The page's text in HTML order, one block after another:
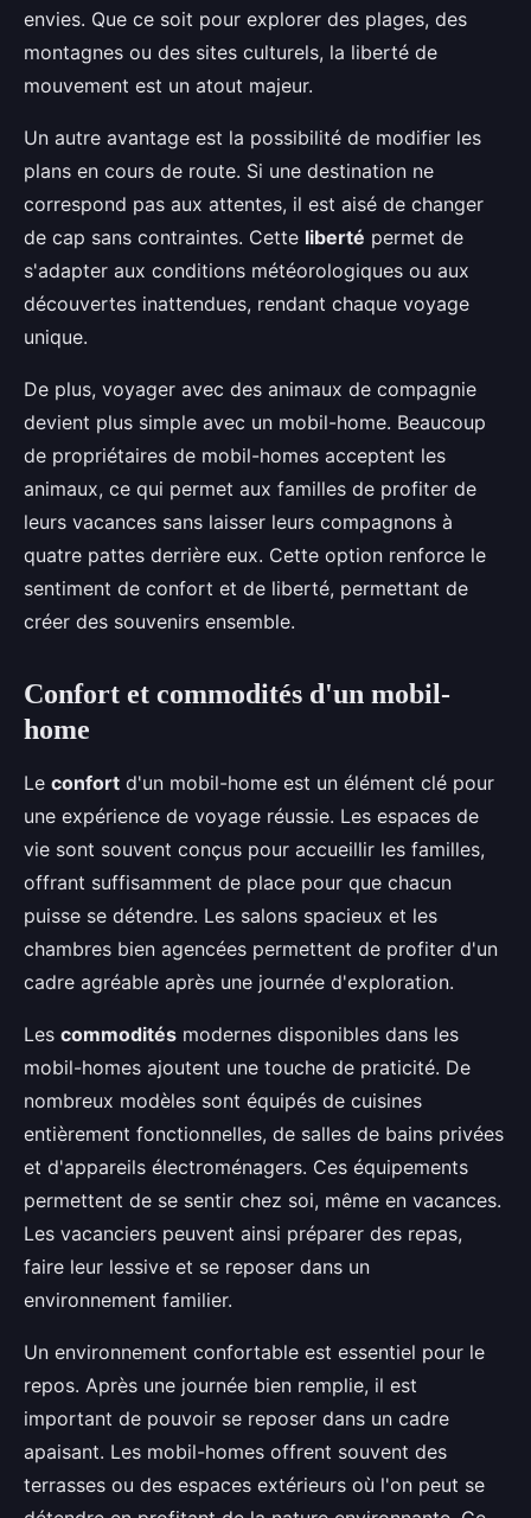
envies. Que ce soit pour explorer des plages, des
montagnes ou des sites culturels, la liberté de
mouvement est un atout majeur.
Un autre avantage est la possibilité de modifier les
plans en cours de route. Si une destination ne
correspond pas aux attentes, il est aisé de changer
de cap sans contraintes. Cette liberté permet de
s'adapter aux conditions météorologiques ou aux
découvertes inattendues, rendant chaque voyage
unique.
De plus, voyager avec des animaux de compagnie
devient plus simple avec un mobil-home. Beaucoup
de propriétaires de mobil-homes acceptent les
animaux, ce qui permet aux familles de profiter de
leurs vacances sans laisser leurs compagnons à
quatre pattes derrière eux. Cette option renforce le
sentiment de confort et de liberté, permettant de
créer des souvenirs ensemble.
Confort et commodités d'un mobil-
home
Le confort d'un mobil-home est un élément clé pour
une expérience de voyage réussie. Les espaces de
vie sont souvent conçus pour accueillir les familles,
offrant suffisamment de place pour que chacun
puisse se détendre. Les salons spacieux et les
chambres bien agencées permettent de profiter d'un
cadre agréable après une journée d'exploration.
Les commodités modernes disponibles dans les
mobil-homes ajoutent une touche de praticité. De
nombreux modèles sont équipés de cuisines
entièrement fonctionnelles, de salles de bains privées
et d'appareils électroménagers. Ces équipements
permettent de se sentir chez soi, même en vacances.
Les vacanciers peuvent ainsi préparer des repas,
faire leur lessive et se reposer dans un
environnement familier.
Un environnement confortable est essentiel pour le
repos. Après une journée bien remplie, il est
important de pouvoir se reposer dans un cadre
apaisant. Les mobil-homes offrent souvent des
terrasses ou des espaces extérieurs où l'on peut se